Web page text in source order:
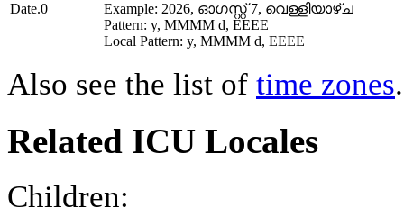
Date.0
Example: 2026, ഓഗസ്റ്റ് 7, വെള്ളിയാഴ്‌ച
Pattern: y, MMMM d, EEEE
Local Pattern: y, MMMM d, EEEE
Also see the list of time zones.
Related ICU Locales
Children: